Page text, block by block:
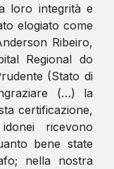
loro integrità e
elogiato come
Ribeiro,
Regional do
(Stato di
(…) la
certificazione,
ricevono
bene state
nella nostra